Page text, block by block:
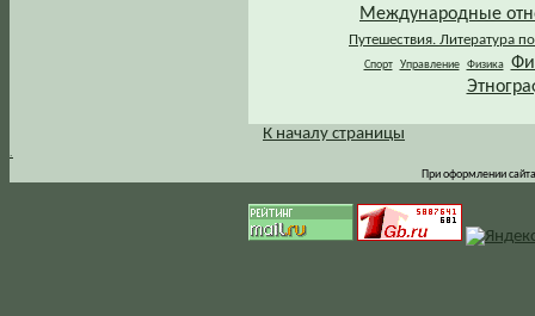
Международные
Путешествия. Литература
Спорт Управление Физика
.
К началу страницы
При оформлении